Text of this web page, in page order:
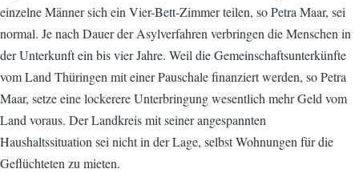
einzelne Männer sich ein Vier-Bett-Zimmer teilen, so Petra Maar, sei
normal. Je nach Dauer der Asylverfahren verbringen die Menschen in
der Unterkunft ein bis vier Jahre. Weil die Gemeinschaftsunterkünfte
vom Land Thüringen mit einer Pauschale finanziert werden, so Petra
Maar, setze eine lockerere Unterbringung wesentlich mehr Geld vom
Land voraus. Der Landkreis mit seiner angespannten
Haushaltssituation sei nicht in der Lage, selbst Wohnungen für die
Geflüchteten zu mieten.